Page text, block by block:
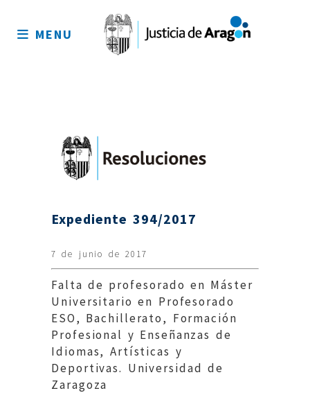
MENU
Expediente 394/2017
7 de junio de 2017
Falta de profesorado en Máster
Universitario en Profesorado
ESO, Bachillerato, Formación
Profesional y Enseñanzas de
Idiomas, Artísticas y
Deportivas. Universidad de
Zaragoza